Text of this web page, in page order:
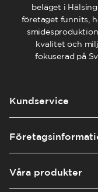
beläget i
företaget funnits,
kvalitet och
fokuserad på
Kundservice
Våra produkter